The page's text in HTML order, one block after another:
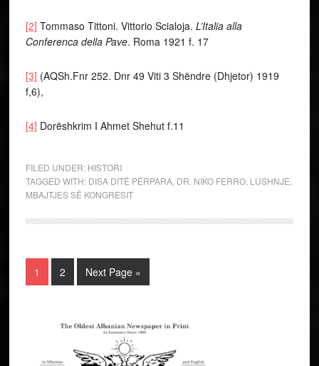
[2] Tommaso Tittoni. Vittorio Scialoja. L’Italia alla
Conferenca della Pave. Roma 1921 f. 17
[3] (AQSh.Fnr 252. Dnr 49 Viti 3 Shëndre (Dhjetor) 1919
f,6),
[4] Dorëshkrim I Ahmet Shehut f.11
FILED UNDER: HISTORI
TAGGED WITH: DISA DITË PËRPARA, DR. NIKO FERRO, LUSHNJE
MBAJTJES SË KONGRESIT
1 2 Next Page »